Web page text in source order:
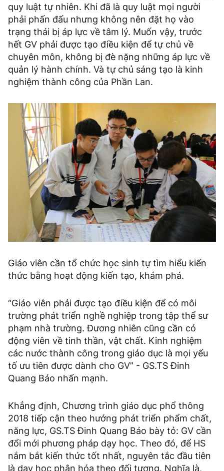
quy luật tự nhiên. Khi đã là quy luật mọi người
phải phấn đấu nhưng không nên đặt họ vào
trạng thái bị áp lực về tâm lý. Muốn vậy, trước
hết GV phải được tạo điều kiện để tự chủ về
chuyên môn, không bị đè nặng những áp lực về
quản lý hành chính. Và tự chủ sáng tạo là kinh
nghiệm thành công của Phần Lan.
Giáo viên cần tổ chức học sinh tự tìm hiểu kiến
thức bằng hoạt động kiến tạo, khám phá.
“Giáo viên phải được tạo điều kiện để có môi
trường phát triển nghề nghiệp trong tập thể sư
phạm nhà trường. Đương nhiên cũng cần có
động viên về tinh thần, vật chất. Kinh nghiệm
các nước thành công trong giáo dục là mọi yếu
tố ưu tiên được dành cho GV” - GS.TS Đinh
Quang Báo nhấn mạnh.
Khẳng định, Chương trình giáo dục phổ thông
2018 tiếp cận theo hướng phát triển phẩm chất,
năng lực, GS.TS Đinh Quang Báo bày tỏ: GV cần
đổi mới phương pháp dạy học. Theo đó, để HS
nắm bắt kiến thức tốt nhất, nguyên tắc đầu tiên
là dạy học phân hóa theo đối tượng. Nghĩa là,